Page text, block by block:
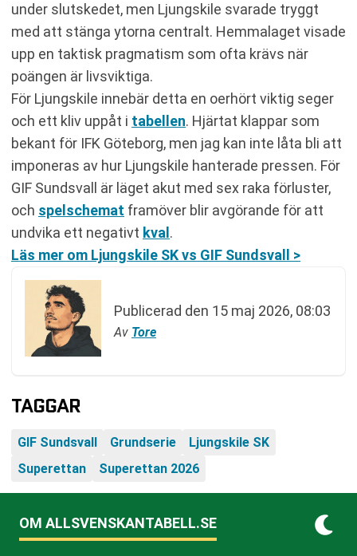
under slutskedet, men Ljungskile svarade tryggt
med att stänga ytorna centralt. Hemmalaget visade
upp en taktisk pragmatism som ofta krävs när
poängen är livsviktiga.
För Ljungskile innebär detta en oerhört viktig seger
och ett kliv uppåt i tabellen. Hjärtat klappar som
bekant för IFK Göteborg, men jag kan inte låta bli att
imponeras av hur Ljungskile hanterade pressen. För
GIF Sundsvall är läget akut med sex raka förluster,
och spelschemat framöver blir avgörande för att
undvika ett negativt kval .
Läs mer om Ljungskile SK vs GIF Sundsvall >
Publicerad den 15 maj 2026, 08:03
Av Tore
TAGGAR
GIF Sundsvall Grundserie
Ljungskile SK
Superettan
Superettan 2026
OM ALLSVENSKANTABELL.SE